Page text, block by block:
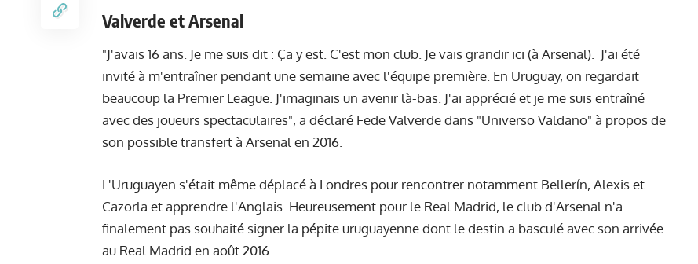
Valverde et Arsenal
"J'avais 16 ans. Je me suis dit : Ça y est. C'est mon club. Je vais grandir ici (à Arsenal). J'ai été
invité à m'entraîner pendant une semaine avec l'équipe première. En Uruguay, on regardait
beaucoup la Premier League. J'imaginais un avenir là-bas. J'ai apprécié et je me suis entraîné
avec des joueurs spectaculaires", a déclaré Fede Valverdedans "Universo Valdano" à propos de
son possible transfert à Arsenal en 2016.
L'Uruguayen s'était même déplacé à Londres pour rencontrer notamment Bellerín, Alexis et
Cazorla et apprendre l'Anglais. Heureusement pour le Real Madrid, le club d'Arsenal n'a
finalement pas souhaité signer la pépite uruguayenne dont le destin a basculé avec son arrivée
au Real Madrid en août 2016...